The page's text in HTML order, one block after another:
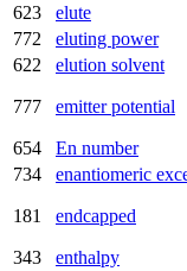
623 elute
772
eluting power
622
elution solvent
777 emitter potential
654 En number
734
enantiomeric
181 endcapped
343
enthalpy